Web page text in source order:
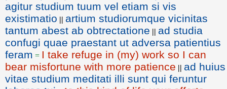
agitur studium tuum vel etiam si vis
existimatio || artium studiorumque vicinitas
tantum abest ab obtrectatione || ad studia
confugi quae praestant ut adversa patientius
feram = I take refuge in (my) work so I can
bear misfortune with more patience || ad huius
vitae studium meditati illi sunt qui feruntur